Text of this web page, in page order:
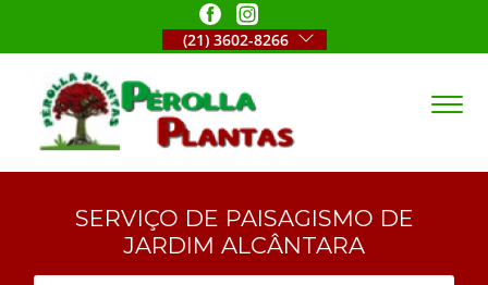
(21) 3602-8266
SERVIÇO DE PAISAGISMO DE
JARDIM ALCÂNTARA